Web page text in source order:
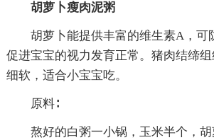
胡萝卜瘦肉泥粥
胡萝卜能提供丰富的维生素A，可
促进宝宝的视力发育正常。猪肉结缔
细软，适合小宝宝吃。
原料∶
熬好的白粥一小锅，玉米半个，胡